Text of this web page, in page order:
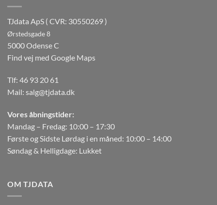
TJdata ApS ( CVR: 30550269 )
Ørstedsgade 8
5000 Odense C
Find vej med Google Maps
Tlf: 46 93 20 61
Mail: salg@tjdata.dk
Vores åbningstider:
Mandag – Fredag: 10:00 – 17:30
Første og Sidste Lørdag i en måned: 10:00 – 14:00
Søndag & Helligdage: Lukket
OM TJDATA